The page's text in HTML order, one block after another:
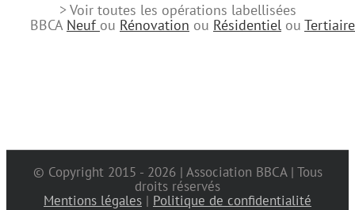
> Voir toutes les opérations labellisées
BBCA Neuf ou Rénovation ou Résidentiel ou Tertiaire
© Copyright 2015 - 2026 | Association BBCA | Tous
droits réservés
Mentions légales | Politique de confidentialité